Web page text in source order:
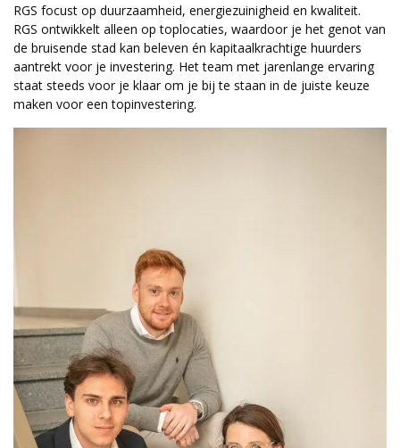
RGS focust op duurzaamheid, energiezuinigheid en kwaliteit.
RGS ontwikkelt alleen op toplocaties, waardoor je het genot van
de bruisende stad kan beleven én kapitaalkrachtige huurders
aantrekt voor je investering. Het team met jarenlange ervaring
staat steeds voor je klaar om je bij te staan in de juiste keuze
maken voor een topinvestering.